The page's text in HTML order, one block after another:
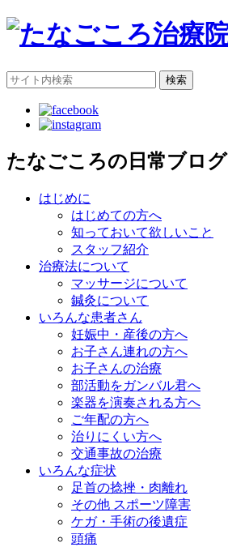
検索
たなごころの日常ブログ
はじめに
はじめての方へ
知っておいて欲しいこと
スタッフ紹介
治療法について
マッサージについて
鍼灸について
いろんな患者さん
妊娠中・産後の方へ
お子さん連れの方へ
お子さんの治療
部活動をガンバル君へ
楽器を演奏される方へ
ご年配の方へ
治りにくい方へ
交通事故の治療
いろんな症状
足首の捻挫・肉離れ
その他 スポーツ障害
ケガ・手術の後遺症
頭痛